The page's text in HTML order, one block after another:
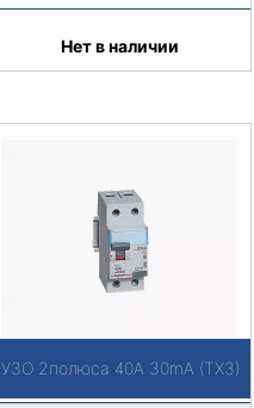
Нет в наличии
УЗО 2полюса 40А 30mA (TX3)